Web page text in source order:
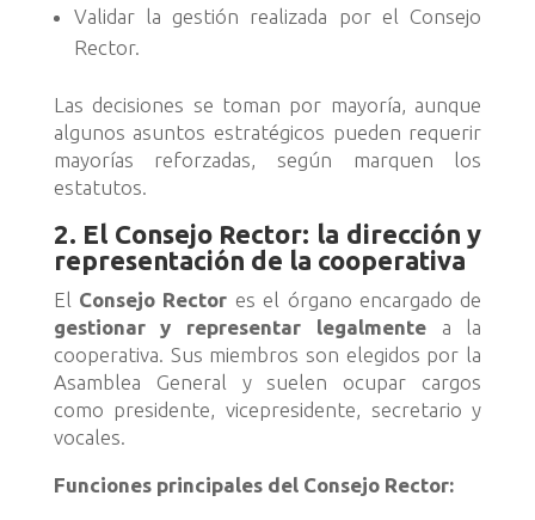
Validar la gestión realizada por el Consejo
Rector.
Las decisiones se toman por mayoría, aunque
algunos asuntos estratégicos pueden requerir
mayorías reforzadas, según marquen los
estatutos.
2. El Consejo Rector: la dirección y
representación de la cooperativa
El Consejo Rector es el órgano encargado de
gestionar y representar legalmentea la
cooperativa. Sus miembros son elegidos por la
Asamblea General y suelen ocupar cargos
como presidente, vicepresidente, secretario y
vocales.
Funciones principales del Consejo Rector: